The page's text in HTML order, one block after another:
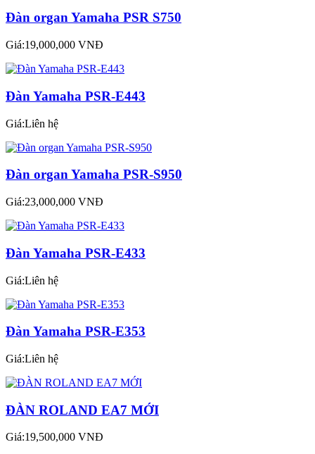
Đàn organ Yamaha PSR S750
Giá:19,000,000 VNĐ
Đàn Yamaha PSR-E443
Giá:Liên hệ
Đàn organ Yamaha PSR-S950
Giá:23,000,000 VNĐ
Đàn Yamaha PSR-E433
Giá:Liên hệ
Đàn Yamaha PSR-E353
Giá:Liên hệ
ĐÀN ROLAND EA7 MỚI
Giá:19,500,000 VNĐ